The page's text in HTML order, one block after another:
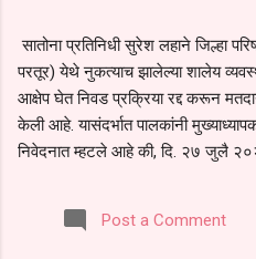
सातोना प्रतिनिधी सुरेश लहाने जिल्हा
परतूर) येथे नुकत्याच झालेल्या शालेय
आक्षेप घेत निवड प्रक्रिया रद्द करून
केली आहे. यासंदर्भात पालकांनी
निवेदनात म्हटले आहे की, दि. २७ जुलै
पालकांना देण्यात आली नसल्याने मोठ्या
नाहीत. तसेच सर्व पालकांना विश्वासात न
Post a Comment